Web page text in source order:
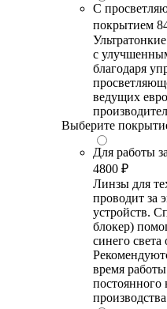
С
покрытием
с
благодаря
ведущих
Выберите
Для работы
4800 ₽
Линзы для
проводит за
устройств.
блокер)
синего
время